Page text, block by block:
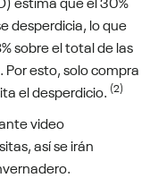
desperdicia, lo que
sobre el total de las
esto, solo compra
el desperdicio. (2)
video
así se irán